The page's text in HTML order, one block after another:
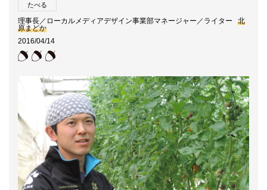
たべる
理事長／ローカルメディアデザイン事業部マネージャー／ライター
北
原まどか
2016/04/14